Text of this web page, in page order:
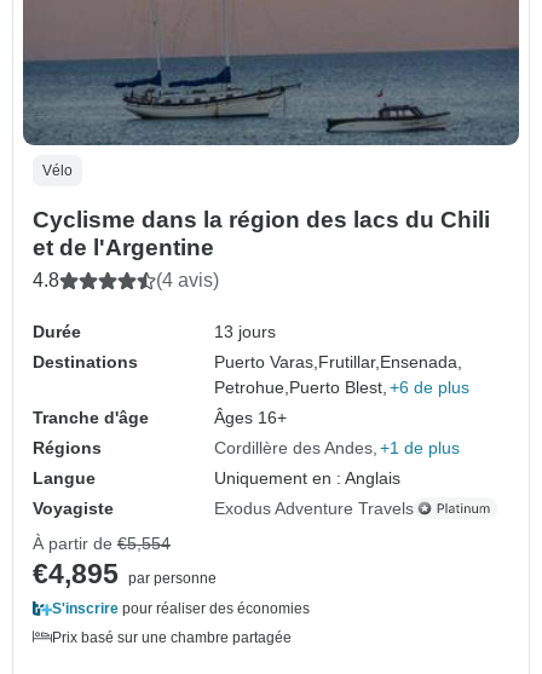
Vélo
Cyclisme dans la région des lacs du Chili
et de l'Argentine
4.8 (4 avis)
Durée
13 jours
Destinations
Puerto Varas, Frutillar, Ensenada,
Petrohue, Puerto Blest, +6 de plus
Tranche d'âge
Âges 16+
Régions
Cordillère des Andes +1 de plus
Langue
Uniquement en : Anglais
Voyagiste
Exodus Adventure Travels
À partir de €5,554
€4,895 par personne
S'inscrire pour réaliser des économies
Prix basé sur une chambre partagée